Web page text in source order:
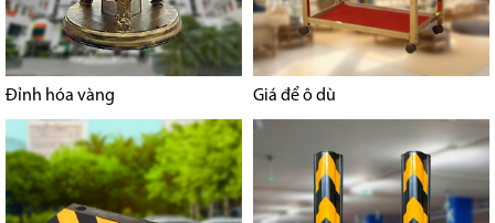
Đỉnh hóa vàng Giá để ô dù